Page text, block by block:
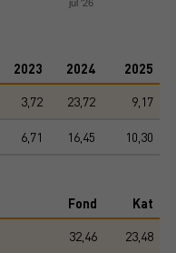
jul '26
2023 2024
2025
3,72 23,72 9,17
6,71 16,45 10,30
Fond
Kat
32,46 23,48